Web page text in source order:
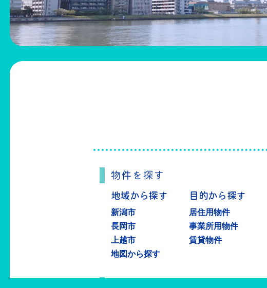
物件を探す
地域から探す
新潟市
長岡市
上越市
地図から探す
目的から探す
居住用物件
事業所用物件
賃貸物件